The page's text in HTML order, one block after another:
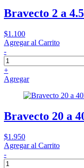
Bravecto 2 a
$1.100
Agregar al Carrito
-
+
Agregar
Bravecto 20 a
$1.950
Agregar al Carrito
-